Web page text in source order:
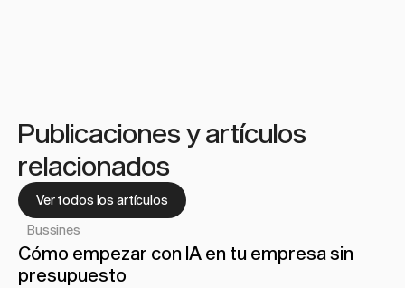
Publicaciones y artículos
relacionados
Ver todos los artículos
Bussines
Cómo empezar con IA en tu empresa sin
presupuesto